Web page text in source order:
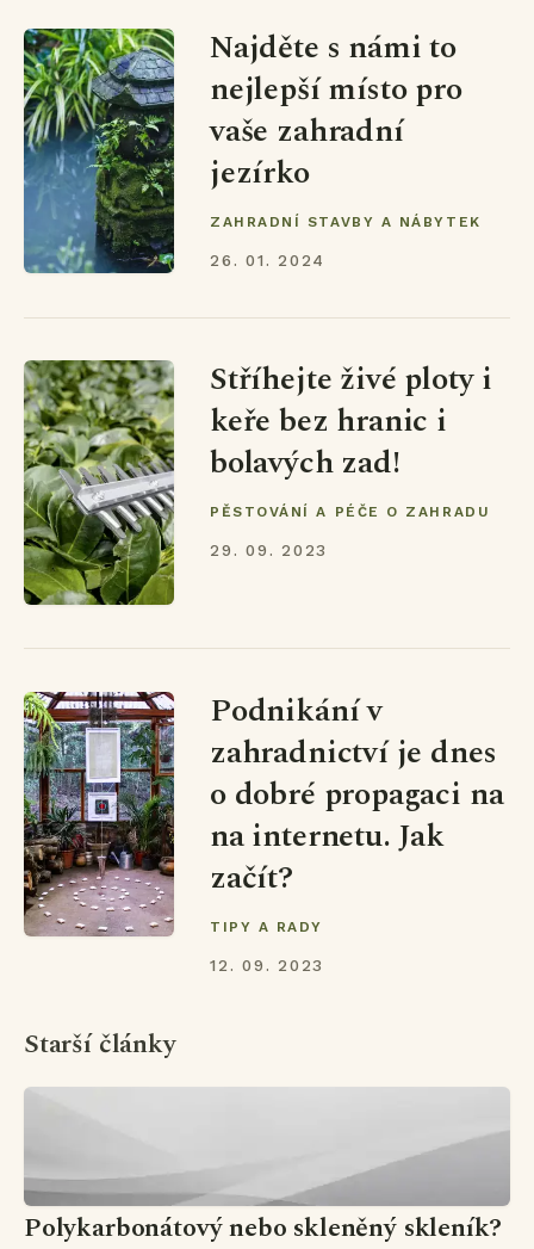
Najděte s námi to
nejlepší místo pro
vaše zahradní
jezírko
ZAHRADNÍ STAVBY A NÁBYTEK
26. 01. 2024
Stříhejte živé ploty i
keře bez hranic i
bolavých zad!
PĚSTOVÁNÍ A PÉČE O ZAHRADU
29. 09. 2023
Podnikání v
zahradnictví je dnes
o dobré propagaci na
na internetu. Jak
začít?
TIPY A RADY
12. 09. 2023
Starší články
Polykarbonátový nebo skleněný skleník?